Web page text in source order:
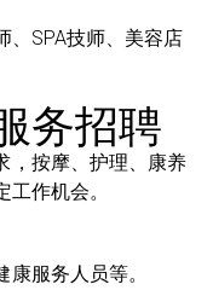
、SPA技师、美容店
务招聘
，按摩、护理、康养
作机会。
服务人员等。